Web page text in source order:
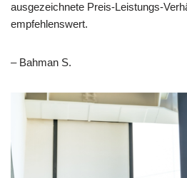
ausgezeichnete Preis-Leistungs-
empfehlenswert.
– Bahman S.